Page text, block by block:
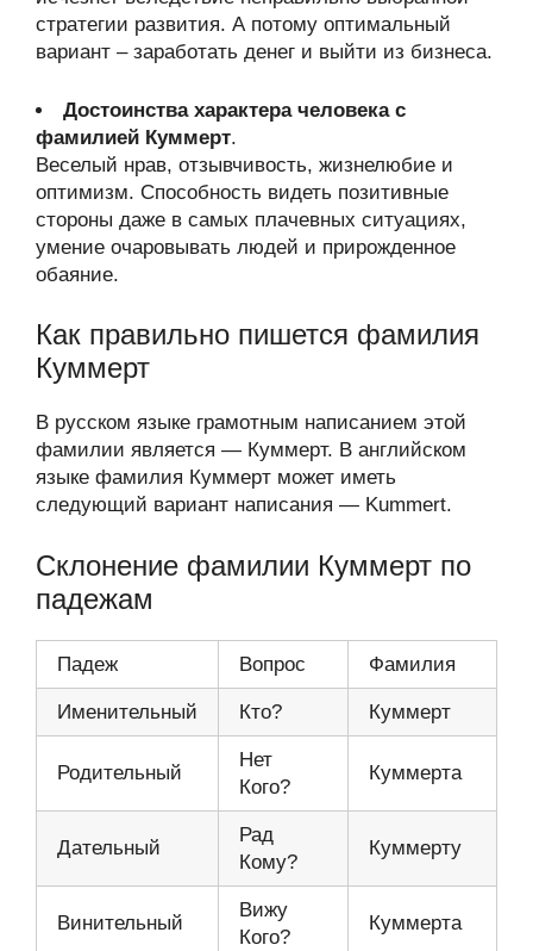
стратегии развития. А потому оптимальный
вариант – заработать денег и выйти из бизнеса.
Достоинства характера человека с
фамилией Куммерт.
Веселый нрав, отзывчивость, жизнелюбие и
оптимизм. Способность видеть позитивные
стороны даже в самых плачевных ситуациях,
умение очаровывать людей и прирожденное
обаяние.
Как правильно пишется фамилия
Куммерт
В русском языке грамотным написанием этой
фамилии является — Куммерт. В английском
языке фамилия Куммерт может иметь
следующий вариант написания — Kummert.
Склонение фамилии Куммерт по
падежам
Падеж Вопрос Фамилия
Именительный Кто? Куммерт
Родительный
Нет
Кого?
Куммерта
Дательный
Рад
Кому?
Куммерту
Винительный
Вижу
Кого?
Куммерта